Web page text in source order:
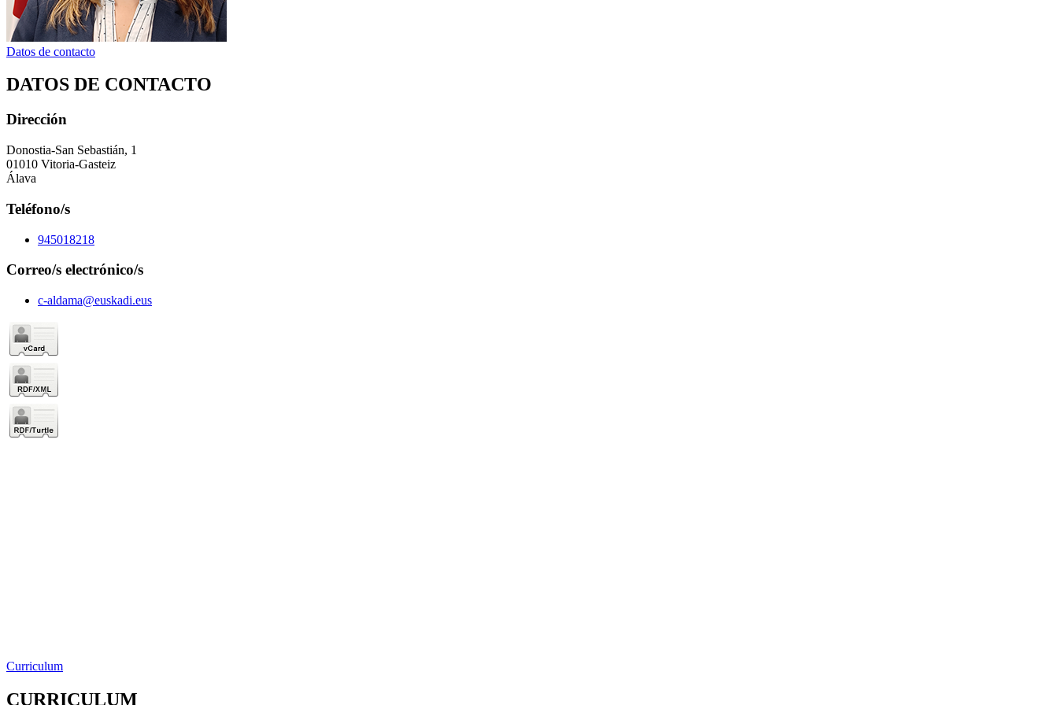
Datos de contacto
DATOS DE CONTACTO
Dirección
Donostia-San Sebastián, 1
01010 Vitoria-Gasteiz
Álava
Teléfono/s
945018218
Correo/s electrónico/s
c-aldama@euskadi.eus
Curriculum
CURRICULUM